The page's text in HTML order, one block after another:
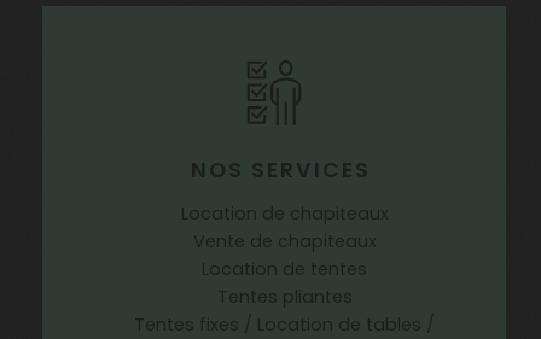
NOS SERVICES
Location de chapiteaux
Vente de chapiteaux
Location de tentes
Tentes pliantes
Tentes fixes / Location de tables /